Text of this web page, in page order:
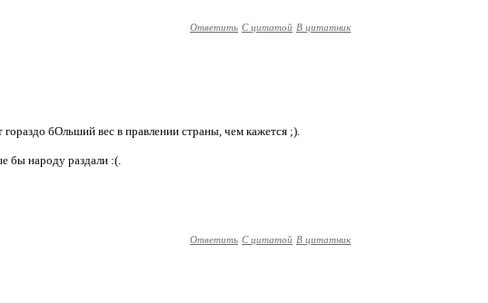
Ответить С цитатой В цитатник
бОльший вес в правлении страны, чем кажется ;).
бы народу раздали :(.
Ответить С цитатой В цитатник